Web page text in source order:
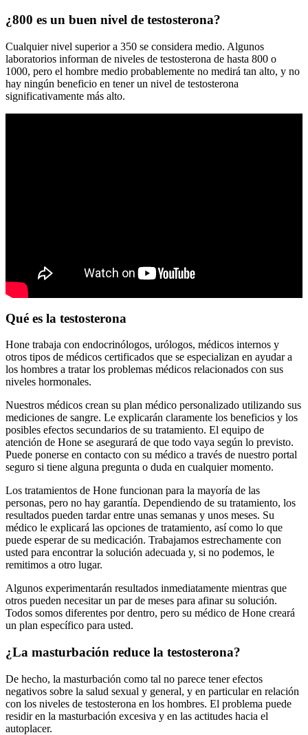
¿800 es un buen nivel de testosterona?
Cualquier nivel superior a 350 se considera medio. Algunos
laboratorios informan de niveles de testosterona de hasta 800 o
1000, pero el hombre medio probablemente no medirá tan alto, y no
hay ningún beneficio en tener un nivel de testosterona
significativamente más alto.
Qué es la testosterona
Hone trabaja con endocrinólogos, urólogos, médicos internos y
otros tipos de médicos certificados que se especializan en ayudar a
los hombres a tratar los problemas médicos relacionados con sus
niveles hormonales.
Nuestros médicos crean su plan médico personalizado utilizando sus
mediciones de sangre. Le explicarán claramente los beneficios y los
posibles efectos secundarios de su tratamiento. El equipo de
atención de Hone se asegurará de que todo vaya según lo previsto.
Puede ponerse en contacto con su médico a través de nuestro portal
seguro si tiene alguna pregunta o duda en cualquier momento.
Los tratamientos de Hone funcionan para la mayoría de las
personas, pero no hay garantía. Dependiendo de su tratamiento, los
resultados pueden tardar entre unas semanas y unos meses. Su
médico le explicará las opciones de tratamiento, así como lo que
puede esperar de su medicación. Trabajamos estrechamente con
usted para encontrar la solución adecuada y, si no podemos, le
remitimos a otro lugar.
Algunos experimentarán resultados inmediatamente mientras que
otros pueden necesitar un par de meses para afinar su solución.
Todos somos diferentes por dentro, pero su médico de Hone creará
un plan específico para usted.
¿La masturbación reduce la testosterona?
De hecho, la masturbación como tal no parece tener efectos
negativos sobre la salud sexual y general, y en particular en relación
con los niveles de testosterona en los hombres. El problema puede
residir en la masturbación excesiva y en las actitudes hacia el
autoplacer.